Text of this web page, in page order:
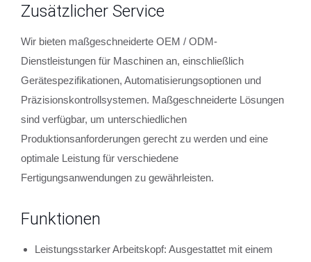
Zusätzlicher Service
Wir bieten maßgeschneiderte OEM / ODM-
Dienstleistungen für Maschinen an, einschließlich
Gerätespezifikationen, Automatisierungsoptionen und
Präzisionskontrollsystemen. Maßgeschneiderte Lösungen
sind verfügbar, um unterschiedlichen
Produktionsanforderungen gerecht zu werden und eine
optimale Leistung für verschiedene
Fertigungsanwendungen zu gewährleisten.
Funktionen
Leistungsstarker Arbeitskopf: Ausgestattet mit einem